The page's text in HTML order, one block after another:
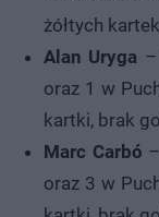
żółtych
Alan Uryga
oraz 1 w
kartki, brak
Marc Carbó
oraz 3 w